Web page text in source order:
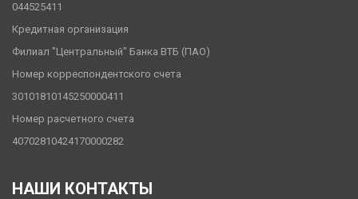
044525411
Кредитная организация
Филиал "Центральный" Банка ВТБ (ПАО)
Номер корреспондентского счета
30101810145250000411
Номер расчетного счета
40702810424170000282
НАШИ КОНТАКТЫ